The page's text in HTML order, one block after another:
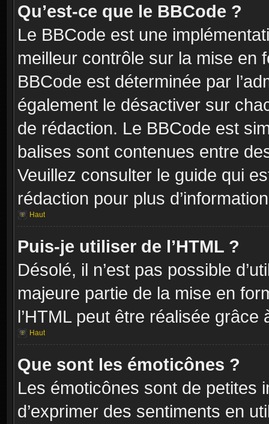
Qu’est-ce que le BBCode ?
Le BBCode est une
meilleur contrôle sur la mise en
BBCode est déterminée par
également le désactiver sur
de rédaction. Le BBCode est
balises sont contenues entre
Veuillez consulter le guide qui
rédaction pour plus
Haut
Puis-je utiliser de l’HTML ?
Désolé, il n’est pas possible
majeure partie de la mise en
l’HTML peut être réalisée grâce
Haut
Que sont les émoticônes ?
Les émoticônes sont de petites
d’exprimer des sentiments en